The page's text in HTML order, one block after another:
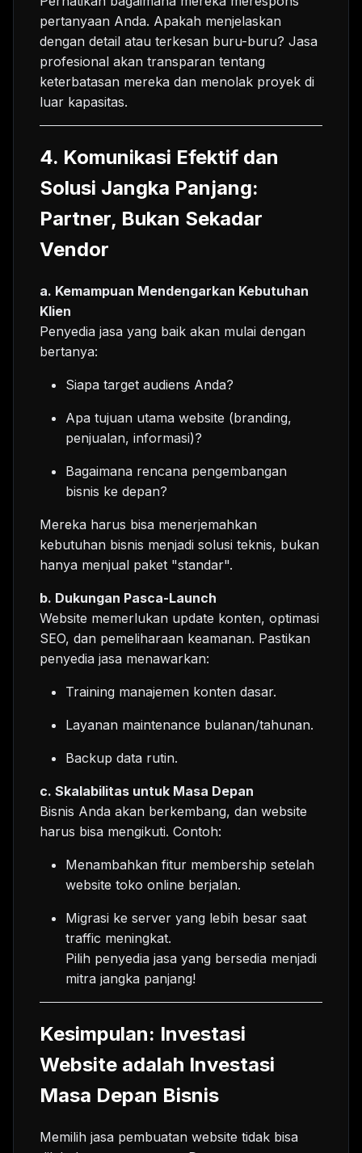
pertanyaan Anda. Apakah menjelaskan
dengan detail atau terkesan buru-buru? Jasa
profesional akan transparan tentang
keterbatasan mereka dan menolak proyek di
luar kapasitas.
4. Komunikasi Efektif dan
Solusi Jangka Panjang:
Partner, Bukan Sekadar
Vendor
a. Kemampuan Mendengarkan Kebutuhan
Klien
Penyedia jasa yang baik akan mulai dengan
bertanya:
Siapa target audiens Anda?
Apa tujuan utama website (branding,
penjualan, informasi)?
Bagaimana rencana pengembangan
bisnis ke depan?
Mereka harus bisa menerjemahkan
kebutuhan bisnis menjadi solusi teknis, bukan
hanya menjual paket "standar".
b. Dukungan Pasca-Launch
Website memerlukan update konten, optimasi
SEO, dan pemeliharaan keamanan. Pastikan
penyedia jasa menawarkan:
Training manajemen konten dasar.
Layanan maintenance bulanan/tahunan.
Backup data rutin.
c. Skalabilitas untuk Masa Depan
Bisnis Anda akan berkembang, dan website
harus bisa mengikuti. Contoh:
Menambahkan fitur membership setelah
website toko online berjalan.
Migrasi ke server yang lebih besar saat
traffic meningkat.
Pilih penyedia jasa yang bersedia menjadi
mitra jangka panjang!
Kesimpulan: Investasi
Website adalah Investasi
Masa Depan Bisnis
Memilih jasa pembuatan website tidak bisa